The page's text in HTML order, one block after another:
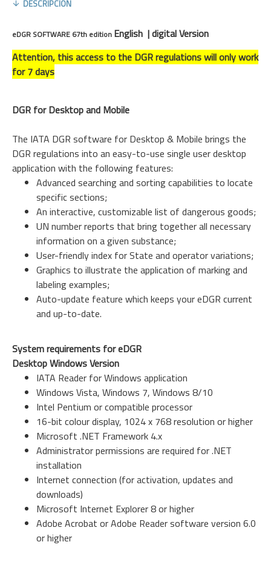
DESCRIPCIÓN
eDGR SOFTWARE 67th edition English | digital Version
Attention, this access to the DGR regulations will only work
for 7 days
DGR for Desktop and Mobile
The IATA DGR software for Desktop & Mobile brings the
DGR regulations into an easy-to-use single user desktop
application with the following features:
Advanced searching and sorting capabilities to locate
specific sections;
An interactive, customizable list of dangerous goods;
UN number reports that bring together all necessary
information on a given substance;
User-friendly index for State and operator variations;
Graphics to illustrate the application of marking and
labeling examples;
Auto-update feature which keeps your eDGR current
and up-to-date.​
System requirements for eDGR
Desktop Windows Version
IATA Reader for Windows application
Windows Vista, Windows 7, Windows 8/10
Intel Pentium or compatible processor
16-bit colour display, 1024 x 768 resolution or higher
Microsoft .NET Framework 4.x
Administrator permissions are required for .NET
installation
Internet connection (for activation, updates and
downloads)
Microsoft Internet Explorer 8 or higher
Adobe Acrobat or Adobe Reader software version 6.0
or higher